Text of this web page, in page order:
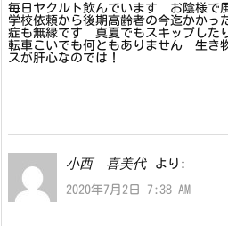
毎日ヤクルト飲んでいます お陰様で
学校依頼から後期高齢者の今迄かか
症も無縁です 真夏でもスキップした
転車こいでも何ともありません 生き
スが肝心なのでは！
小西 喜美代 より:
2020年7月2日 7:38 AM